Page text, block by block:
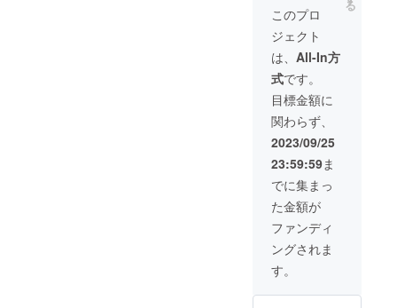
品に記
味期限
は生食
の場合
を表し
ます。
殻にヒ
ビの
入った
味期限
内で
も、お
早めに
十分に
加熱し
てお召
い。
一番星
生卵・
プリン
のセッ
トをお
送り致
しま
す。
《緑の
一番星
生卵と
高級プ
リン
セッ
ト》内
容量：
緑の一
番星
セッ
る
このプロ
ジェクト
は、 All-In方
式です。
目標金額に
関わらず、
2023/09/25
23:59:59ま
でに集まっ
た金額が
ファンディ
ングされま
す。